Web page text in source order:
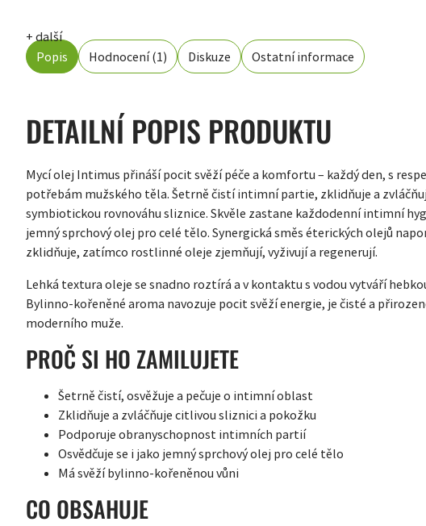
+ další
Popis Hodnocení (1) Diskuze Ostatní informace
DETAILNÍ POPIS PRODUKTU
Mycí olej Intimus přináší pocit svěží péče a komfortu – každý den, s
potřebám mužského těla. Šetrně čistí intimní partie, zklidňuje a
symbiotickou rovnováhu sliznice. Skvěle zastane každodenní intimní
jemný sprchový olej pro celé tělo. Synergická směs éterických olejů
zklidňuje, zatímco rostlinné oleje zjemňují, vyživují a regenerují.
Lehká textura oleje se snadno roztírá a v kontaktu s vodou vytváří
Bylinno-kořeněné aroma navozuje pocit svěží energie, je čisté a
moderního muže.
PROČ SI HO ZAMILUJETE
Šetrně čistí, osvěžuje a pečuje o intimní oblast
Zklidňuje a zvláčňuje citlivou sliznici a pokožku
Podporuje obranyschopnost intimních partií
Osvědčuje se i jako jemný sprchový olej pro celé tělo
Má svěží bylinno-kořeněnou vůni
CO OBSAHUJE